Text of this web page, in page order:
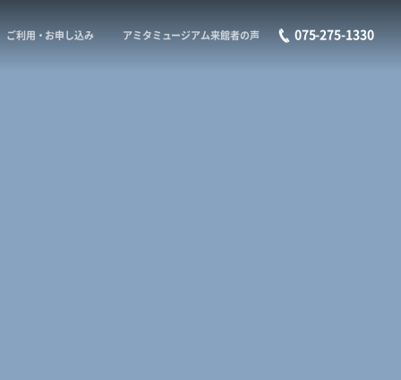
ご利用・お申し込み アミタミュージアム来館者の声 075-275-1330